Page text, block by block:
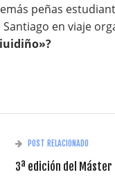
peñas
en viaje
POST RELACIONADO
3ª edición del